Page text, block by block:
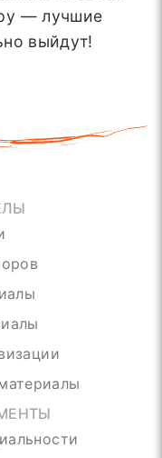
— лучшие
выйдут!